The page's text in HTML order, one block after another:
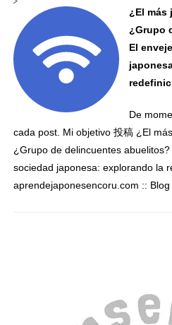
¿El más
¿Grupo
El
De
cada post. Mi objetivo 投稿 ¿El
¿Grupo de delincuentes
sociedad japonesa: explorando la
aprendejaponesencoru.com :: Blog